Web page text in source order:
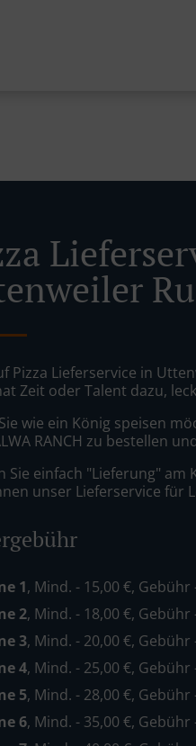
Pizza Lieferservice in
Zeit oder Talent dazu,
wie ein König speisen
RANCH zu bestellen
Sie einfach "Lieferung"
unser Lieferservice für
1, Mind. - 15,00 €, Gebühr
2, Mind. - 18,00 €, Gebühr
3, Mind. - 20,00 €, Gebühr
4, Mind. - 25,00 €, Gebühr
5, Mind. - 28,00 €, Gebühr
6, Mind. - 35,00 €, Gebühr